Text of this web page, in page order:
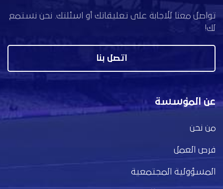
تواصل معنا للاجابة على تعليقاتك أو اسئلتك. نحن نستمع
لك!
اتصل بنا
عن المؤسسة
من نحن
فرص العمل
المسؤولية المجتمعية